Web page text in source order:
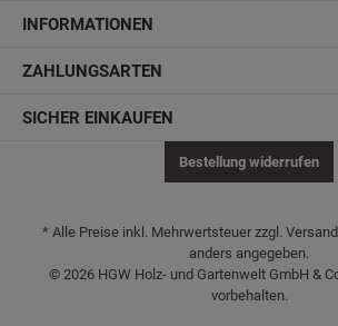
INFORMATIONEN
ZAHLUNGSARTEN
SICHER EINKAUFEN
Bestellung widerrufen
* Alle Preise inkl. Mehrwertsteuer zzgl.
anders angegeben.
© 2026 HGW Holz- und Gartenwelt GmbH &
vorbehalten.